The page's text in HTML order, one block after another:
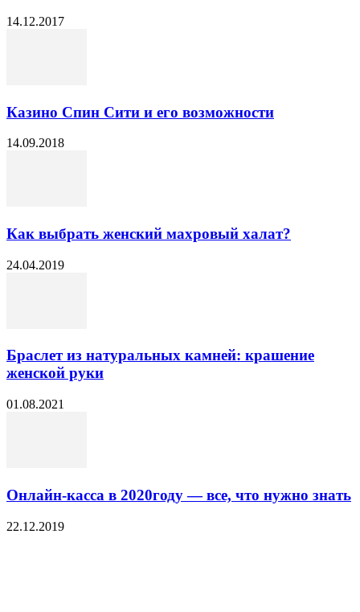
14.12.2017
Казино Спин Сити и его возможности
14.09.2018
Как выбрать женский махровый халат?
24.04.2019
Браслет из натуральных камней: крашение
женской руки
01.08.2021
Онлайн-касса в 2020году — все, что нужно знать
22.12.2019